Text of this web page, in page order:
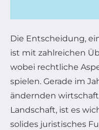
Die Entscheidung,
ist mit zahlreichen
wobei rechtliche
spielen. Gerade im
ändernden
Landschaft, ist es
solides juristisches